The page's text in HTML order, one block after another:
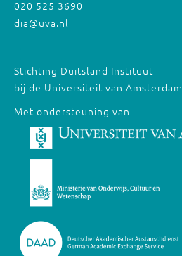
020 525 3690
dia@uva.nl
Stichting Duitsland Instituut
bij de Universiteit van Amsterdam
Met ondersteuning van